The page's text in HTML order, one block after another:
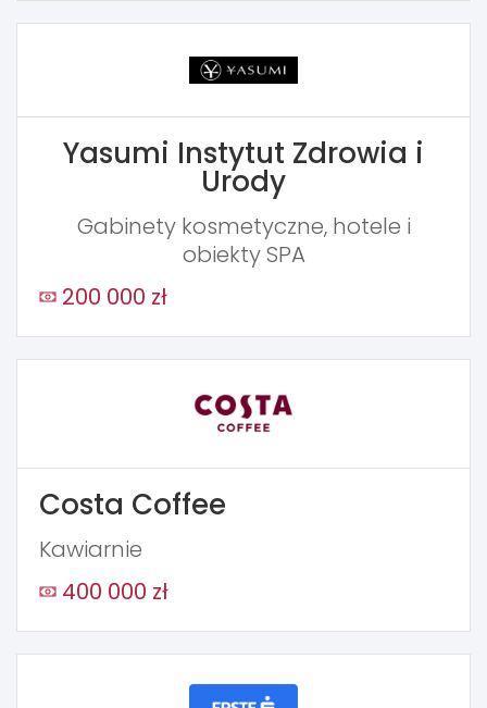
Yasumi Instytut Zdrowia i
Urody
Gabinety kosmetyczne, hotele i
obiekty SPA
200 000 zł
Costa Coffee
Kawiarnie
400 000 zł